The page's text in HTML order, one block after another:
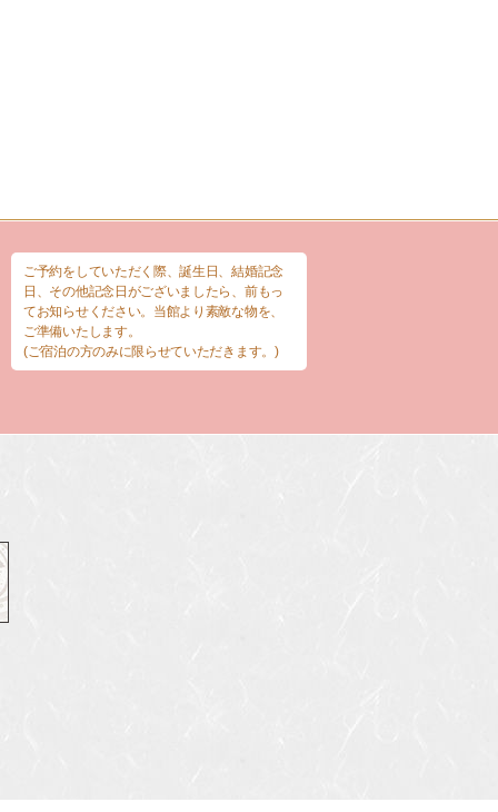
ご予約をしていただく際、誕生日、結婚記念
日、その他記念日がございましたら、前もっ
てお知らせください。当館より素敵な物を、
ご準備いたします。
(ご宿泊の方のみに限らせていただきます。)